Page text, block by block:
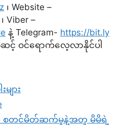
၊ Website –
၊ Viber –
နဲ့ Telegram- https://bit.ly
ဝင်ရောက်လေ့လာနိုင်ပါ
ျား
စတင်မိတ်ဆက်မှုနဲ့အတူ မိမိရဲ့